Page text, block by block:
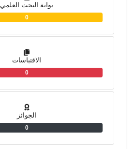
بوابة البحث العلمي
0
الاقتباسات
0
الجوائز
0